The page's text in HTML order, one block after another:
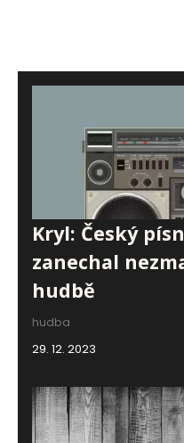
Kryl: Český
zanechal
hudbě
hudba
29. 12. 2023